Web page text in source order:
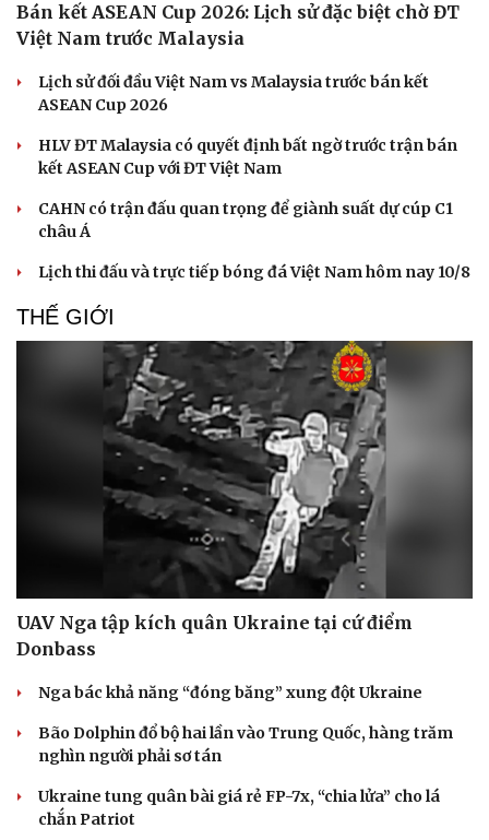
Văn hóa
Sân khấu - Điện ảnh
Văn học
Âm nhạc
Giải trí
Thời trang
Bán kết ASEAN Cup 2026: Lịch sử đặc biệt chờ ĐT
Việt Nam trước Malaysia
Lịch sử đối đầu Việt Nam vs Malaysia trước bán kết
ASEAN Cup 2026
HLV ĐT Malaysia có quyết định bất ngờ trước trận bán
kết ASEAN Cup với ĐT Việt Nam
CAHN có trận đấu quan trọng để giành suất dự cúp C1
châu Á
Lịch thi đấu và trực tiếp bóng đá Việt Nam hôm nay 10/8
THẾ GIỚI
UAV Nga tập kích quân Ukraine tại cứ điểm
Donbass
Nga bác khả năng “đóng băng” xung đột Ukraine
Bão Dolphin đổ bộ hai lần vào Trung Quốc, hàng trăm
nghìn người phải sơ tán
Ukraine tung quân bài giá rẻ FP-7x, “chia lửa” cho lá
chắn Patriot